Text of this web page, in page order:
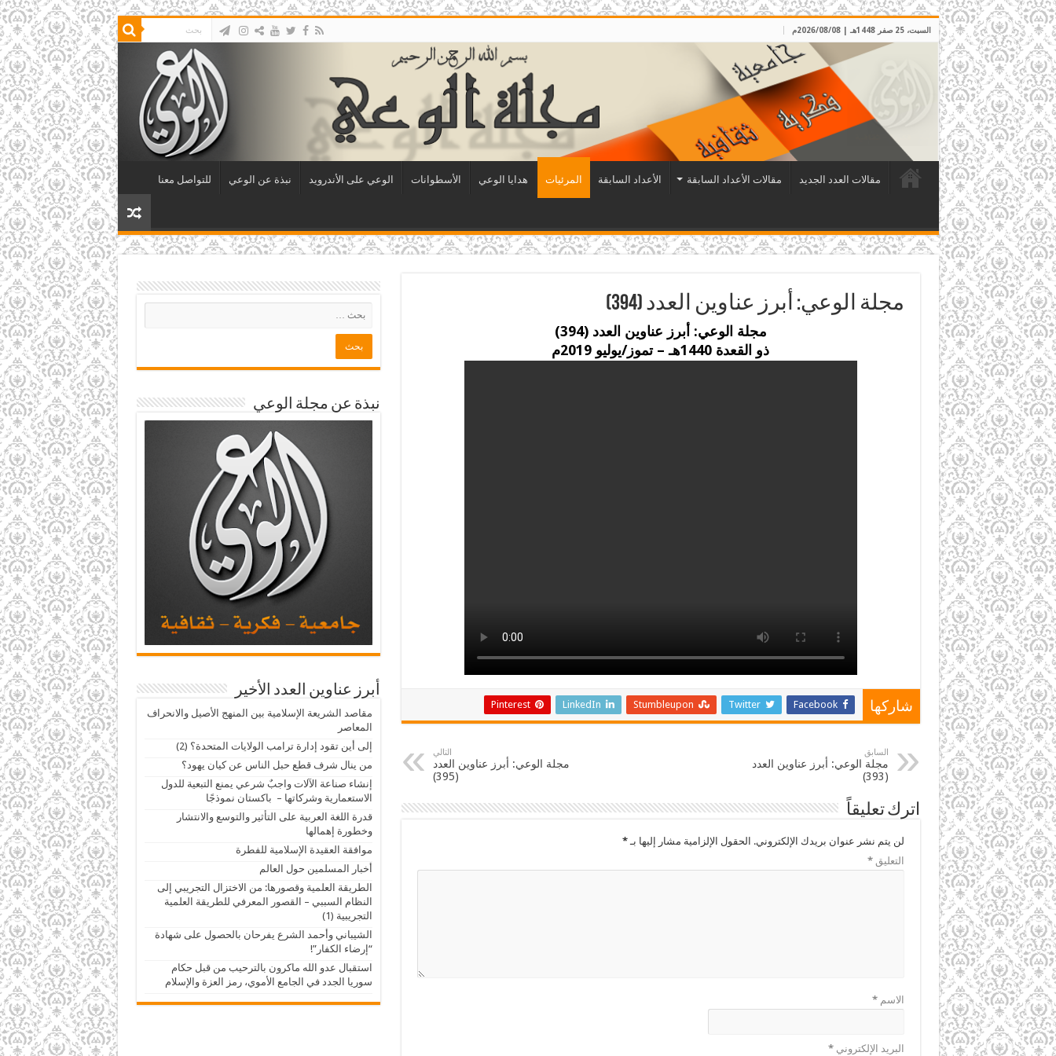
السبت، 25 صفر 1448هـ | 2026/08/08م
مقالات العدد الجديد مقالات الأعداد السابقة الأعداد السابقة المرئيات هدايا الوعي الأسطوانات الوعي على الأندرويد نبذة عن الوعي للتواصل معنا
مجلة الوعي: أبرز عناوين العدد (394)
مجلة الوعي: أبرز عناوين العدد (394
)
ذو القعدة 1440هـ – تموز/يوليو 2019م
شاركها Facebook
Twitter
Stumbleupon
LinkedIn
Pinterest
السابق
مجلة الوعي: أبرز عناوين العدد
(393)
التالي
مجلة الوعي: أبرز عناوين العدد
(395)
اترك تعليقاً
لن يتم نشر عنوان بريدك الإلكتروني. الحقول الإلزامية مشار إليها بـ*
التعليق*
الاسم*
البريد الإلكتروني*
نبذة عن مجلة الوعي
أبرز عناوين العدد الأخير
مقاصد الشريعة الإسلامية بين المنهج الأصيل والانحراف
المعاصر
إلى أين تقود إدارة ترامب الولايات المتحدة؟ (2)
من ينال شرف قطع حبل الناس عن كيان يهود؟
إنشاء صناعة الآلات واجبٌ شرعي يمنع التبعية للدول
الاستعمارية وشركاتها – باكستان نموذجًا
قدرة اللغة العربية على التأثير والتوسع والانتشار
وخطورة إهمالها
موافقة العقيدة الإسلامية للفطرة
أخبار المسلمين حول العالم
الطريقة العلمية وقصورها: من الاختزال التجريبي إلى
النظام السببي – القصور المعرفي للطريقة العلمية
التجريبية (1)
الشيباني وأحمد الشرع يفرحان بالحصول على شهادة
“إرضاء الكفار”!
استقبال عدو الله ماكرون بالترحيب من قبل حكام
سوريا الجدد في الجامع الأموي، رمز العزة والإسلام